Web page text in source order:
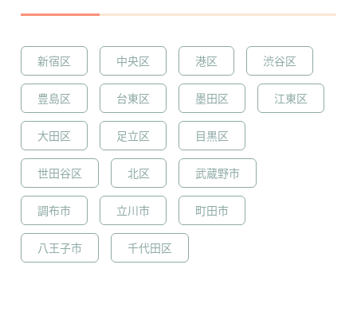
新宿区 中央区 港区 渋谷区
豊島区 台東区 墨田区 江東区
大田区 足立区 目黒区
世田谷区 北区 武蔵野市
調布市 立川市 町田市
八王子市 千代田区